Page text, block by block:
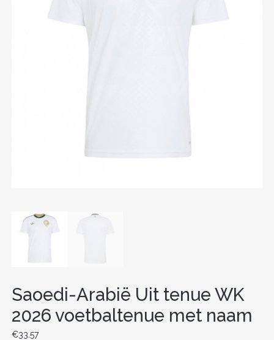
Saoedi-Arabië Uit tenue WK
2026 voetbaltenue met naam
€33.57